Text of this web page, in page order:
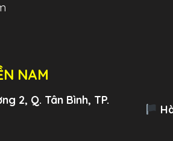
NAM
2, Q. Tân Bình, TP.